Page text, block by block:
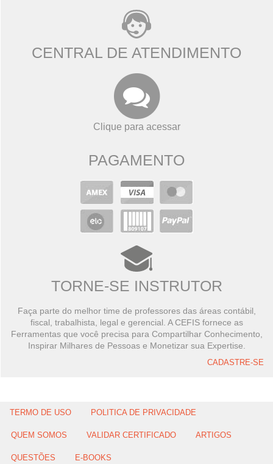
CENTRAL DE ATENDIMENTO
Clique para acessar
PAGAMENTO
TORNE-SE INSTRUTOR
Faça parte do melhor time de professores das áreas contábil,
fiscal, trabalhista, legal e gerencial. A CEFIS fornece as
Ferramentas que você precisa para Compartilhar Conhecimento,
Inspirar Milhares de Pessoas e Monetizar sua Expertise.
CADASTRE-SE
TERMO DE USO POLITICA DE PRIVACIDADE
QUEM SOMOS VALIDAR CERTIFICADO ARTIGOS
QUESTÕES E-BOOKS